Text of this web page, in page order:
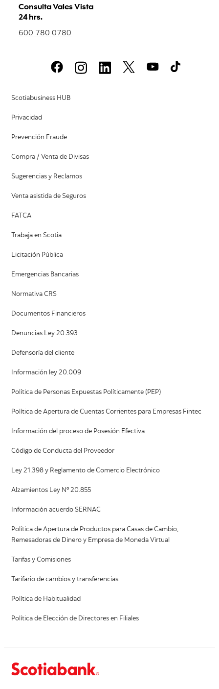
Consulta Vales Vista
24 hrs.
600 780 0780
Scotiabusiness HUB
Privacidad
Prevención Fraude
Compra / Venta de Divisas
Sugerencias y Reclamos
Venta asistida de Seguros
FATCA
Trabaja en Scotia
Licitación Pública
Emergencias Bancarias
Normativa CRS
Documentos Financieros
Denuncias Ley 20.393
Defensoría del cliente
Información ley 20.009
Política de Personas Expuestas Políticamente (PEP)
Política de Apertura de Cuentas Corrientes para Empresas Fintec
Información del proceso de Posesión Efectiva
Código de Conducta del Proveedor
Ley 21.398 y Reglamento de Comercio Electrónico
Alzamientos Ley Nº 20.855
Información acuerdo SERNAC
Política de Apertura de Productos para Casas de Cambio,
Remesadoras de Dinero y Empresa de Moneda Virtual
Tarifas y Comisiones
Tarifario de cambios y transferencias
Política de Habitualidad
Política de Elección de Directores en Filiales